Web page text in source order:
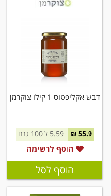
דבש אקליפטוס 1 קילו צוקרמן
55.9 ₪ 5.59 ל 100 גרם
הוסף לרשימה
הוסף לסל